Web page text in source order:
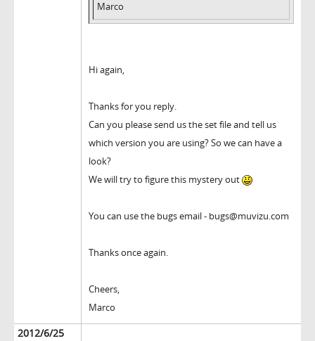
Marco
Hi again,
Thanks for you reply.
Can you please send us the set file and tell us
which version you are using? So we can have a
look?
We will try to figure this mystery out
You can use the bugs email - bugs@muvizu.com
Thanks once again.
Cheers,
Marco
2012/6/25